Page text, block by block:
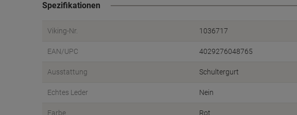
Spezifikationen
Viking-Nr. 1036717
EAN/UPC 4029276048765
Ausstattung Schultergurt
Echtes Leder Nein
Farbe Rot